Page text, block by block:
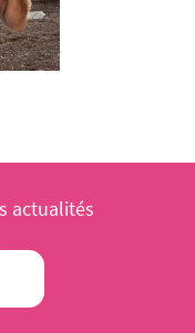
actualités